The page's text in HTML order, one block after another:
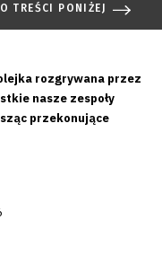
TREŚCI PONIŻEJ
rozgrywana przez
nasze zespoły
przekonujące